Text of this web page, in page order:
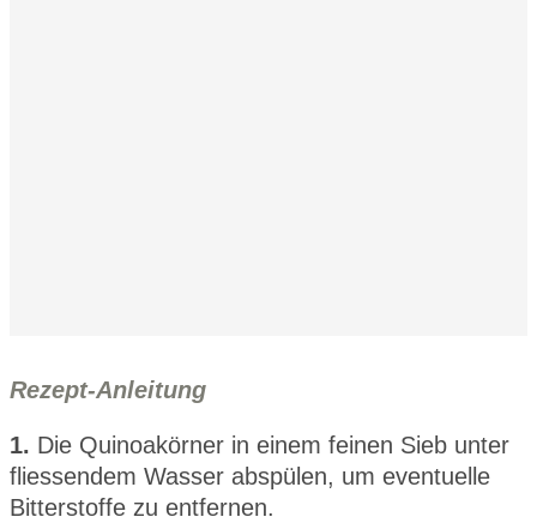
Rezept-Anleitung
1. Die Quinoakörner in einem feinen Sieb unter
fliessendem Wasser abspülen, um eventuelle
Bitterstoffe zu entfernen.